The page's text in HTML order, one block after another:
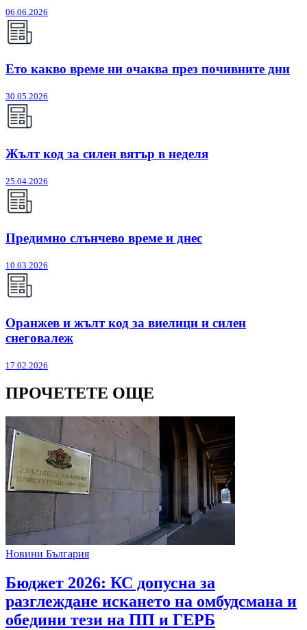
06.06.2026
Ето какво време ни очаква през почивните дни
30.05.2026
Жълт код за силен вятър в неделя
25.04.2026
Предимно слънчево време и днес
10.03.2026
Оранжев и жълт код за виелици и силен
снеговалеж
17.02.2026
ПРОЧЕТЕТЕ ОЩЕ
Новини България
Бюджет 2026: КС допусна за
разглеждане искането на омбудсмана и
обедини тези на ПП и ГЕРБ